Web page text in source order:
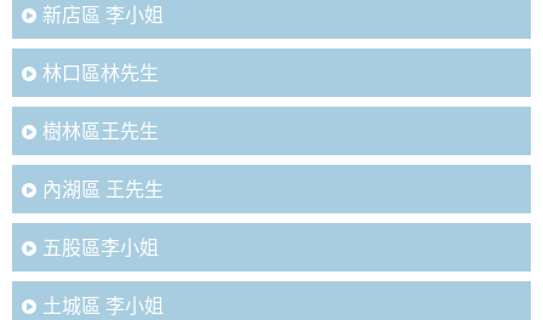
新店區 李小姐
林口區林先生
樹林區王先生
內湖區 王先生
五股區李小姐
土城區 李小姐